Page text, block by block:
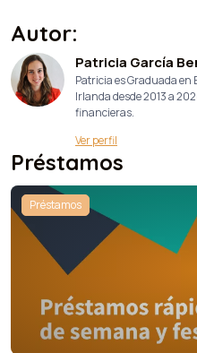
Autor:
Patricia García
Patricia es Graduada en
Irlanda desde 2013 a
financieras.
Ver perfil
Préstamos
Préstamos